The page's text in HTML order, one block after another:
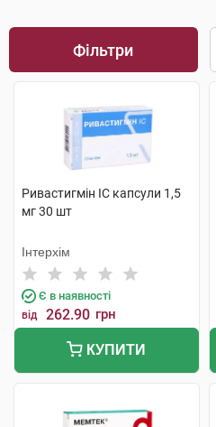
Фільтри
Ривастигмін IC капсули 1,5
мг 30 шт
Інтерхім
Є в наявності
від 262.90 грн
КУПИТИ